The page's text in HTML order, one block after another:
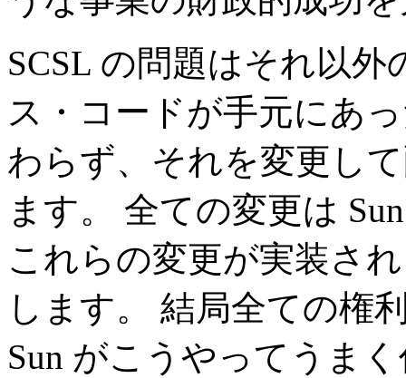
SCSL の問題はそれ以
ス・コードが手元にあ
わらず、それを変更し
ます。 全ての変更は
これらの変更が実装さ
します。 結局全ての権
Sun がこうやってうま